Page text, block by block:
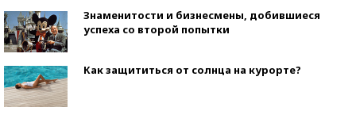
Знаменитости и бизнесмены, добившиеся
успеха со второй попытки
Как защититься от солнца на курорте?